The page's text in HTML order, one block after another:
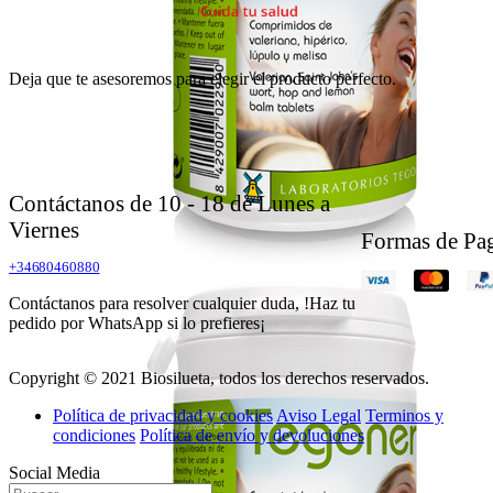
Deja que te asesoremos para elegir el producto perfecto.
Contáctanos de 10 - 18 de Lunes a
Viernes
+34680460880
Contáctanos para resolver cualquier duda, !Haz tu
pedido por WhatsApp si lo prefieres¡
Formas de
Copyright © 2021 Biosilueta, todos los derechos reservados.
Política de privacidad y cookies Aviso Legal Terminos y
condiciones Política de envío y devoluciones
Social Media